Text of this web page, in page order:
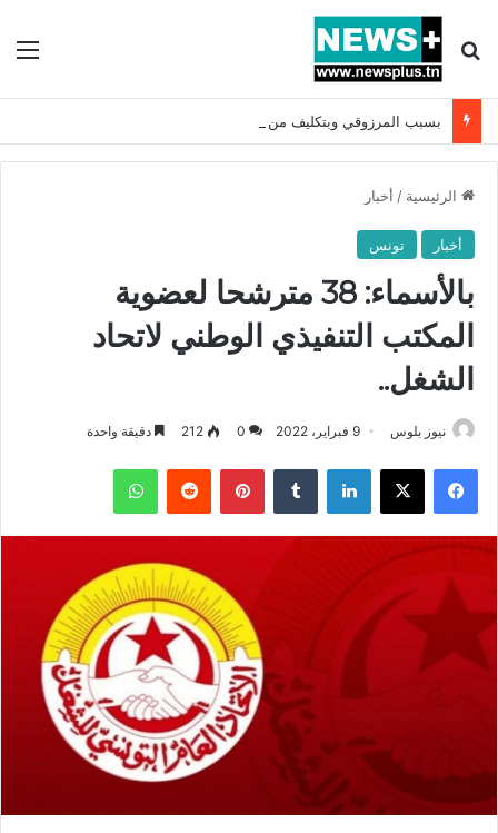
بحث عن
الرئيسية / أخبار
أخبار تونس
بالأسماء: 38 مترشحا لعضوية
المكتب التنفيذي الوطني لاتحاد
الشغل..
نيوز بلوس 9 فبراير، 2022 0
212 دقيقة واحدة
فيسبوك X لينكدإن بينتيريست واتساب